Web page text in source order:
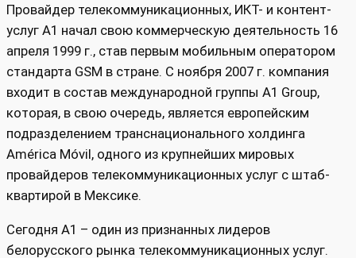
Провайдер телекоммуникационных, ИКТ- и контент-
услуг А1 начал свою коммерческую деятельность 16
апреля 1999 г., став первым мобильным оператором
стандарта GSM в стране. С ноября 2007 г. компания
входит в состав международной группы A1 Group,
которая, в свою очередь, является европейским
подразделением транснационального холдинга
América Móvil, одного из крупнейших мировых
провайдеров телекоммуникационных услуг с штаб-
квартирой в Мексике.
Сегодня А1 – один из признанных лидеров
белорусского рынка телекоммуникационных услуг.